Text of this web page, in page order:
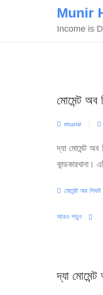
content
Munir
Income is
মোমেন্ট
munir |
দ্যা মোমেন্ট
কান্ডকারখানা।
Categories
মোমেন্ট অব লিফট
আরও পড়ুন
দ্যা